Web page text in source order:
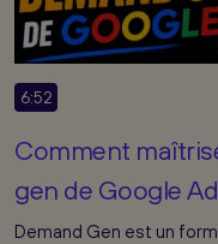
6:52
Comment
gen de Google
Demand Gen est un